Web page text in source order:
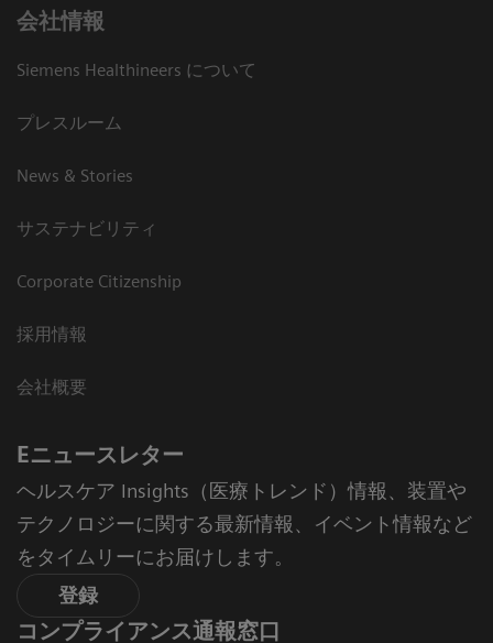
会社情報
Siemens Healthineers について
プレスルーム
News & Stories
サステナビリティ
Corporate Citizenship
採用情報
会社概要
Eニュースレター
ヘルスケア Insights（医療トレンド）情報、装置や
テクノロジーに関する最新情報、イベント情報など
をタイムリーにお届けします。
登録
コンプライアンス通報窓口